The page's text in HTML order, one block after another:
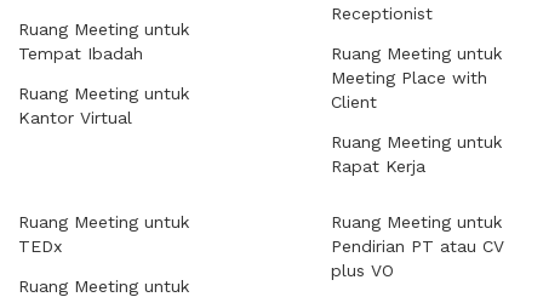
Ruang Meeting untuk
Tempat Ibadah
Ruang Meeting untuk
Kantor Virtual
Receptionist
Ruang Meeting untuk
Meeting Place with
Client
Ruang Meeting untuk
Rapat Kerja
Ruang Meeting untuk
TEDx
Ruang Meeting untuk
Ruang Meeting untuk
Pendirian PT atau CV
plus VO